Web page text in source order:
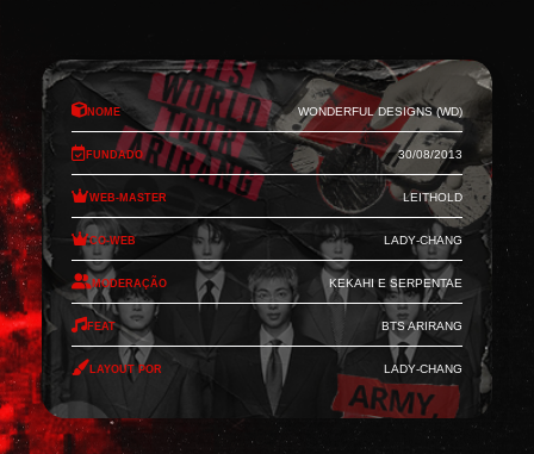
Nome Wonderful Designs (WD)
Fundado 30/08/2013
Web-Master Leithold
Co-Web Lady-Chang
Moderação Kekahi e Serpentae
Feat BTS Arirang
Layout por Lady-Chang